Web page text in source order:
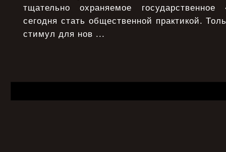
тщательно охраняемое
сегодня стать общественной практикой.
стимул для нов ...